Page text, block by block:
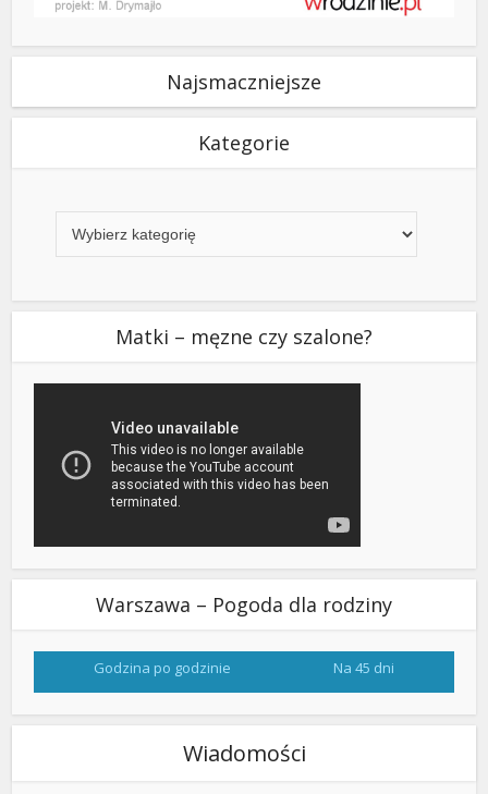
Najsmaczniejsze
Kategorie
Matki – męzne czy szalone?
Warszawa – Pogoda dla rodziny
Godzina po godzinie Na 45 dni
Wiadomości